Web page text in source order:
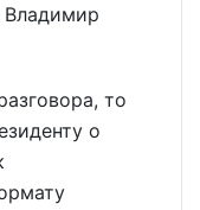
Владимир
то
о